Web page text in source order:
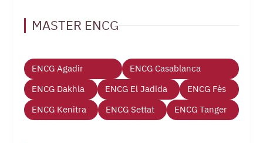
MASTER ENCG
ENCG Agadir
ENCG Casablanca
ENCG Dakhla
ENCG El Jadida
ENCG Fès
ENCG Kenitra
ENCG Settat ENCG Tanger